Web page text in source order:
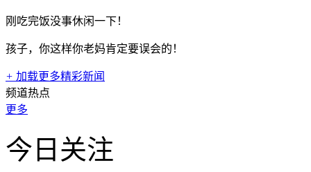
刚吃完饭没事休闲一下！
孩子，你这样你老妈肯定要误会的！
+ 加载更多精彩新闻
频道热点
更多
今日关注